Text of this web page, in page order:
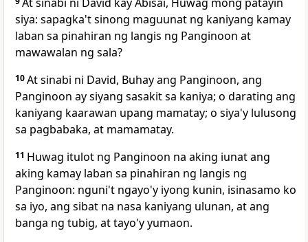
siya: sapagka't sinong maguunat ng kaniyang kamay
laban sa pinahiran ng langis ng Panginoon at
mawawalan ng sala?
10At sinabi ni David, Buhay ang Panginoon, ang
Panginoon ay siyang sasakit sa kaniya; o darating ang
kaniyang kaarawan upang mamatay; o siya'y lulusong
sa pagbabaka, at mamamatay.
11 Huwag itulot ng Panginoon na aking iunat ang
aking kamay laban sa pinahiran ng langis ng
Panginoon: nguni't ngayo'y iyong kunin, isinasamo ko
sa iyo, ang sibat na nasa kaniyang ulunan, at ang
banga ng tubig, at tayo'y yumaon.